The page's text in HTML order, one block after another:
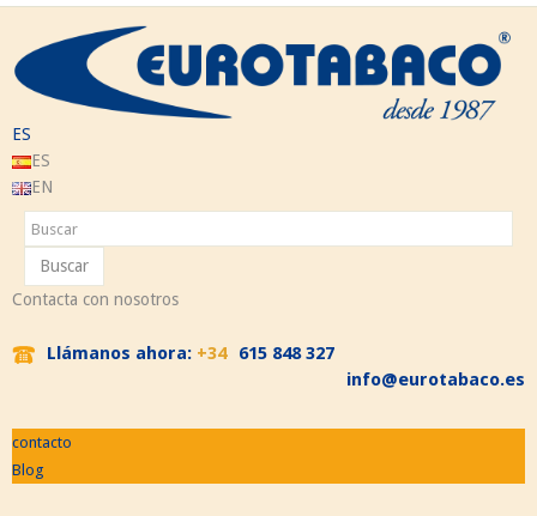
ES
ES
EN
Buscar
Contacta con nosotros
Llámanos ahora: +34
615 848 327
info@eurotabaco.es
contacto
Blog